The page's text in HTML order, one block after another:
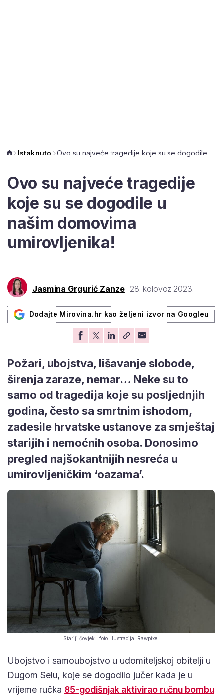
Istaknuto Ovo su najveće tragedije koje su se dogodile u našim domovima umirovljenika!
Ovo su najveće tragedije
koje su se dogodile u
našim domovima
umirovljenika!
Jasmina Grgurić Zanze 28. kolovoz 2023.
Dodajte Mirovina.hr kao željeni izvor na Googleu
Požari, ubojstva, lišavanje slobode,
širenja zaraze, nemar… Neke su to
samo od tragedija koje su posljednjih
godina, često sa smrtnim ishodom,
zadesile hrvatske ustanove za smještaj
starijih i nemoćnih osoba. Donosimo
pregled najšokantnijih nesreća u
umirovljeničkim ‘oazama’.
Stariji čovjek | foto: Ilustracija: Rawpixel
Ubojstvo i samoubojstvo u udomiteljskoj obitelji u
Dugom Selu, koje se dogodilo jučer kada je u
vrijeme ručka 85-godišnjak aktivirao ručnu bombu